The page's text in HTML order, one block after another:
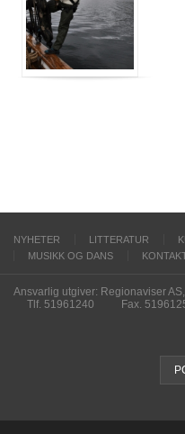
NYHETER LITTERATUR
MUSIKK OG DANS
Ansvarlig utgiver: Regionaviser
Tlf. 51961240
Fax.